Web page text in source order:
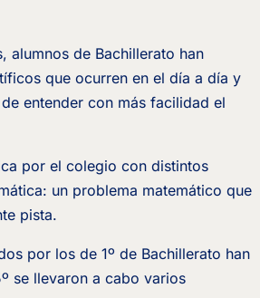
alumnos de Bachillerato han
que ocurren en el día a día y
entender con más facilidad el
por el colegio con distintos
un problema matemático que
pista.
por los de 1º de Bachillerato han
se llevaron a cabo varios